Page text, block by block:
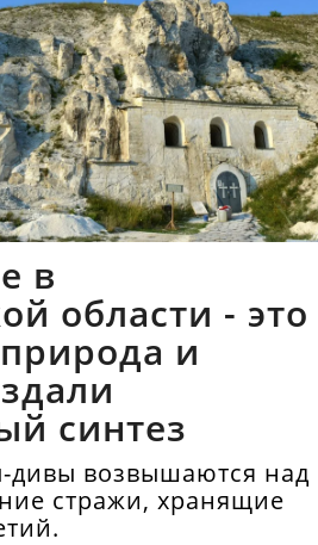
в
области - это
и
синтез
дивы возвышаются над
стражи, хранящие